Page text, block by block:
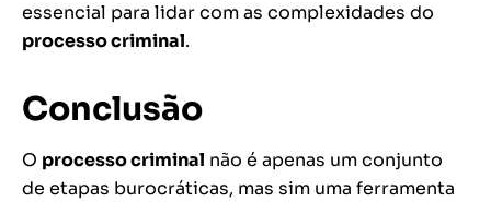
essencial para lidar com as complexidades do
processo criminal.
Conclusão
O processo criminal não é apenas um conjunto
de etapas burocráticas, mas sim uma ferramenta